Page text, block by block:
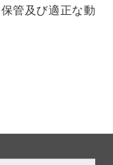
管及び適正な動